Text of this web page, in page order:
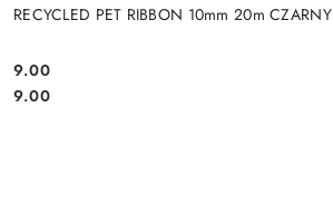
RECYCLED PET RIBBON 10mm 20m CZARNY
Cena:
9.00
Cena:
9.00